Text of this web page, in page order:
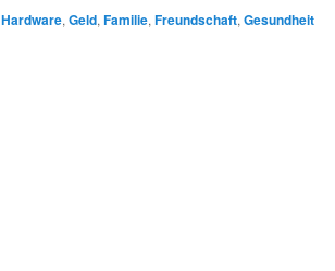
Hardware,Geld,Familie,Freundschaft,Gesundheit